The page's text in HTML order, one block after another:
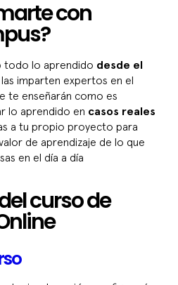
con
todo lo aprendido desde el
las imparten expertos en el
te enseñarán como es
lo aprendido en casos reales
a tu propio proyecto para
de aprendizaje de lo que
en el día a día
curso de